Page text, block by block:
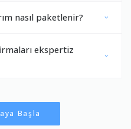
nasıl paketlenir?
ekspertiz
Başla